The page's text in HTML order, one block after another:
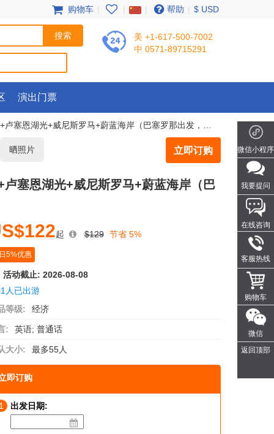
购物车 帮助 $ USD
美 +1-617-500-7002
中 0571-89715291
演出门票
光+威尼斯罗马+蔚蓝海岸（巴塞罗那出发，含早餐）
晒照片 立即订购
塞恩湖光+威尼斯罗马+蔚蓝海岸（巴
起 $129 节省 5%
5%优惠
活动截止: 2026-08-08
人已出游
等级:
经济
: 英语; 普通话
大小: 最多55人
即订购
1 出发日期:
微信小程序
我要提问
在线咨询
客服热线
购物车
微信
返回顶部